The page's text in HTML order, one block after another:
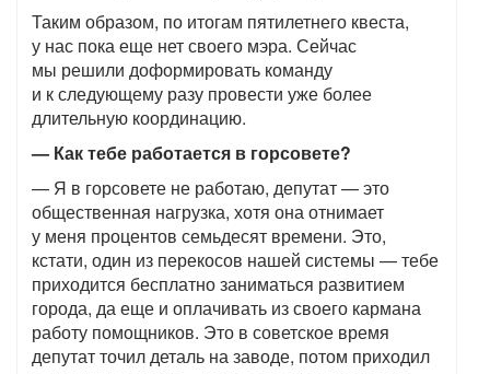
Таким образом, по итогам пятилетнего квеста,
у нас пока еще нет своего мэра. Сейчас
мы решили доформировать команду
и к следующему разу провести уже более
длительную координацию.
— Как тебе работается в горсовете?
— Я в горсовете не работаю, депутат — это
общественная нагрузка, хотя она отнимает
у меня процентов семьдесят времени. Это,
кстати, один из перекосов нашей системы — тебе
приходится бесплатно заниматься развитием
города, да еще и оплачивать из своего кармана
работу помощников. Это в советское время
депутат точил деталь на заводе, потом приходил